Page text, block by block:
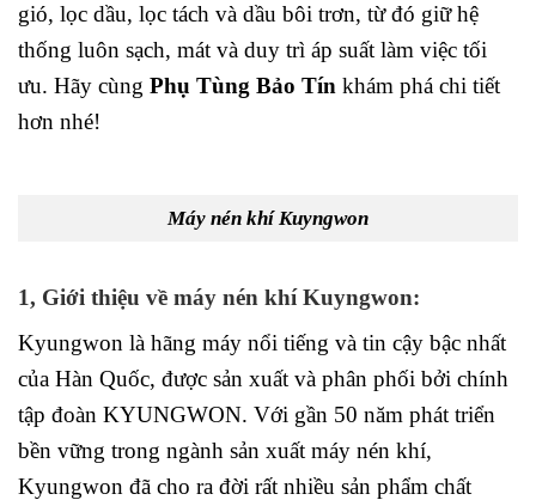
gió, lọc dầu, lọc tách và dầu bôi trơn, từ đó giữ hệ
thống luôn sạch, mát và duy trì áp suất làm việc tối
ưu. Hãy cùng Phụ Tùng Bảo Tín khám phá chi tiết
hơn nhé!
Máy nén khí Kuyngwon
1, Giới thiệu về máy nén khí Kuyngwon:
Kyungwon là hãng máy nổi tiếng và tin cậy bậc nhất
của Hàn Quốc, được sản xuất và phân phối bởi chính
tập đoàn KYUNGWON. Với gần 50 năm phát triển
bền vững trong ngành sản xuất máy nén khí,
Kyungwon đã cho ra đời rất nhiều sản phẩm chất